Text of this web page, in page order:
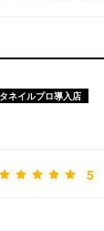
ネイルプロ導入店
5